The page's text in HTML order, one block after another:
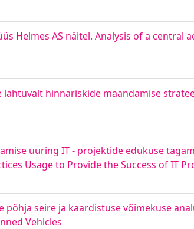
Helmes AS näitel. Analysis of a central
hinnariskide maandamise
uuring IT - projektide edukuse
Usage to Provide the Success of IT
seire ja kaardistuse võimekuse
Vehicles